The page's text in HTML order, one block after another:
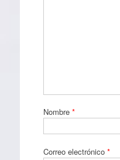
Nombre *
Correo electrónico *